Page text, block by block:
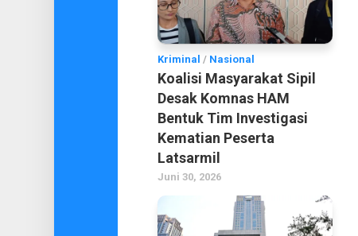
Kriminal / Nasional
Koalisi Masyarakat Sipil
Desak Komnas HAM
Bentuk Tim Investigasi
Kematian Peserta
Latsarmil
Juni 30, 2026